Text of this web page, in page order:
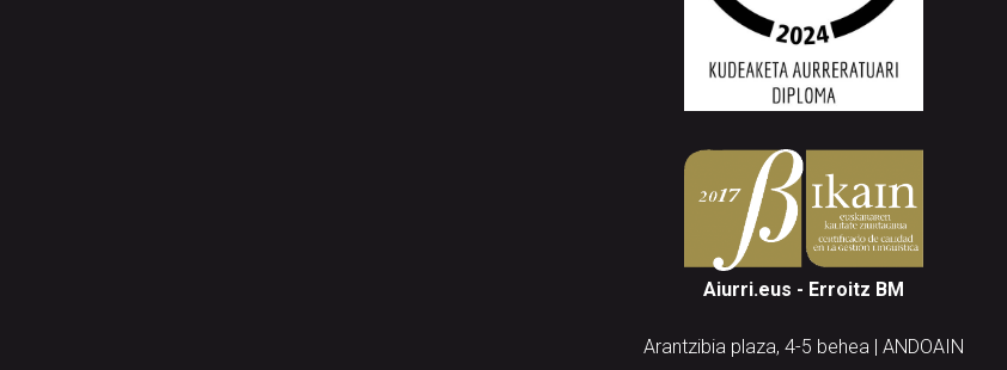
Aiurri.eus - Erroitz BM
Arantzibia plaza, 4-5 behea | ANDOAIN